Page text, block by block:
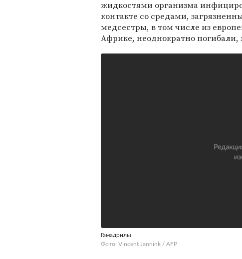
жидкостями организма
контакте со средами,
медсестры, в том числе из
Африке, неоднократно погибали,
Гамадрилы
Фото: Vincent Jannink / AFP